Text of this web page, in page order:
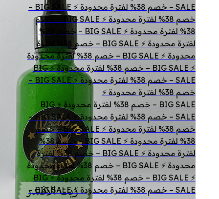
SALE – خصم 38% لفترة محدودة ⚡ BIG SALE –
خصم 38% لفترة محدودة ⚡ BIG SALE – خصم
38% لفترة محدودة ⚡ BIG SALE – خصم 38%
لفترة محدودة ⚡ BIG SALE – خصم 38% لفترة
محدودة ⚡ BIG SALE – خصم 38% لفترة محدودة
⚡ BIG SALE – خصم 38% لفترة محدودة ⚡ BIG
SALE – خصم 38% لفترة محدودة ⚡ BIG SALE –
خصم 38% لفترة محدودة ⚡
BIG SALE – خصم 38% لفترة محدودة ⚡ BIG
SALE – خصم 38% لفترة محدودة ⚡ BIG SALE –
خصم 38% لفترة محدودة ⚡ BIG SALE – خصم
38% لفترة محدودة ⚡ BIG SALE – خصم 38%
لفترة محدودة ⚡ BIG SALE – خصم 38% لفترة
محدودة ⚡ BIG SALE – خصم 38% لفترة محدودة
⚡ BIG SALE – خصم 38% لفترة محدودة ⚡ BIG
SALE – خصم 38% لفترة محدودة ⚡ BIG SALE –